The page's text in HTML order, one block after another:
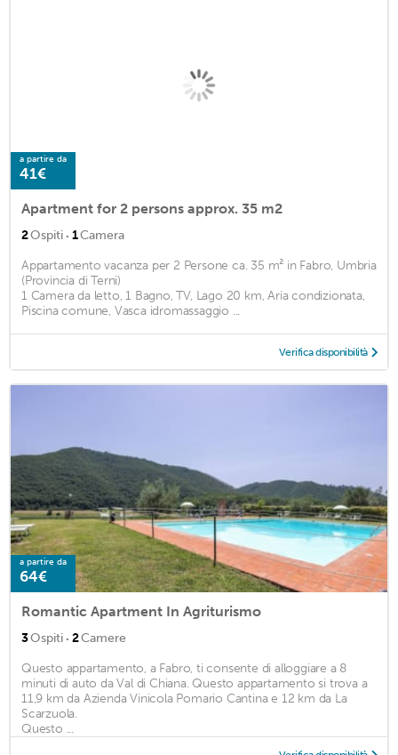
a partire da
41€
Apartment for 2 persons approx. 35 m2
2Ospiti · 1Camera
Appartamento vacanza per 2 Persone ca. 35 m² in Fabro, Umbria
(Provincia di Terni)
1 Camera da letto, 1 Bagno, TV, Lago 20 km, Aria condizionata,
Piscina comune, Vasca idromassaggio ...
Verifica disponibilità
a partire da
64€
Romantic Apartment In Agriturismo
3Ospiti · 2Camere
Questo appartamento, a Fabro, ti consente di alloggiare a 8
minuti di auto da Val di Chiana. Questo appartamento si trova a
11,9 km da Azienda Vinicola Pomario Cantina e 12 km da La
Scarzuola.
Questo ...